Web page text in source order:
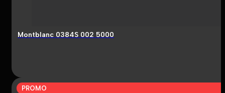
Montblanc 0384S 002 5000
PROMO